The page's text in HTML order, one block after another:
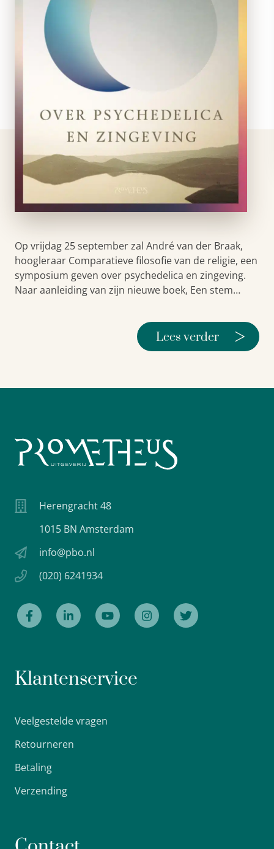
Op vrijdag 25 september zal André van der Braak,
hoogleraar Comparatieve filosofie van de religie, een
symposium geven over psychedelica en zingeving.
Naar aanleiding van zijn nieuwe boek, Een stem…
Lees verder >
Herengracht 48
1015 BN Amsterdam
info@pbo.nl
(020) 6241934
Klantenservice
Veelgestelde vragen
Retourneren
Betaling
Verzending